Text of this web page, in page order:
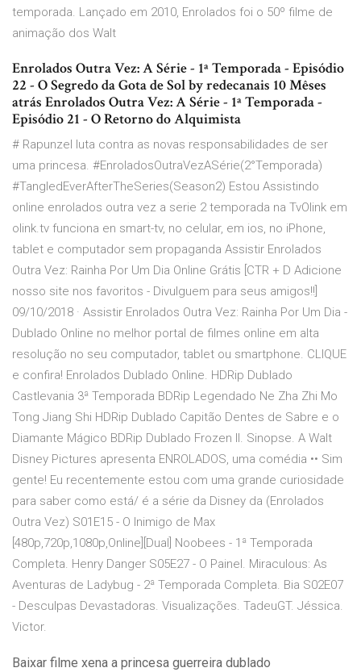
temporada. Lançado em 2010, Enrolados foi o 50º filme de
animação dos Walt
Enrolados Outra Vez: A Série - 1ª Temporada - Episódio
22 - O Segredo da Gota de Sol by redecanais 10 Mêses
atrás Enrolados Outra Vez: A Série - 1ª Temporada -
Episódio 21 - O Retorno do Alquimista
# Rapunzel luta contra as novas responsabilidades de ser
uma princesa. #EnroladosOutraVezASérie(2°Temporada)
#TangledEverAfterTheSeries(Season2) Estou Assistindo
online enrolados outra vez a serie 2 temporada na TvOlink em
olink.tv funciona en smart-tv, no celular, em ios, no iPhone,
tablet e computador sem propaganda Assistir Enrolados
Outra Vez: Rainha Por Um Dia Online Grátis [CTR + D Adicione
nosso site nos favoritos - Divulguem para seus amigos!!]
09/10/2018 · Assistir Enrolados Outra Vez: Rainha Por Um Dia -
Dublado Online no melhor portal de filmes online em alta
resolução no seu computador, tablet ou smartphone. CLIQUE
e confira! Enrolados Dublado Online. HDRip Dublado
Castlevania 3ª Temporada BDRip Legendado Ne Zha Zhi Mo
Tong Jiang Shi HDRip Dublado Capitão Dentes de Sabre e o
Diamante Mágico BDRip Dublado Frozen II. Sinopse. A Walt
Disney Pictures apresenta ENROLADOS, uma comédia •ㅤㅤㅤㅤㅤㅤㅤㅤㅤㅤㅤㅤㅤㅤㅤㅤ• Sim
gente! Eu recentemente estou com uma grande curiosidade
para saber como está/ é a série da Disney da (Enrolados
Outra Vez) S01E15 - O Inimigo de Max
[480p,720p,1080p,Online][Dual] Noobees - 1ª Temporada
Completa. Henry Danger S05E27 - O Painel. Miraculous: As
Aventuras de Ladybug - 2ª Temporada Completa. Bia S02E07
- Desculpas Devastadoras. Visualizações. TadeuGT. Jéssica.
Victor.
Baixar filme xena a princesa guerreira dublado